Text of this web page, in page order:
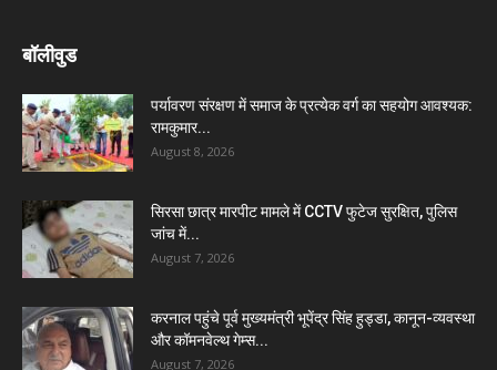
बॉलीवुड
पर्यावरण संरक्षण में समाज के प्रत्येक वर्ग का सहयोग आवश्यक:
रामकुमार...
August 8, 2026
सिरसा छात्र मारपीट मामले में CCTV फुटेज सुरक्षित, पुलिस
जांच में...
August 7, 2026
करनाल पहुंचे पूर्व मुख्यमंत्री भूपेंद्र सिंह हुड्डा, कानून-व्यवस्था
और कॉमनवेल्थ गेम्स...
August 7, 2026